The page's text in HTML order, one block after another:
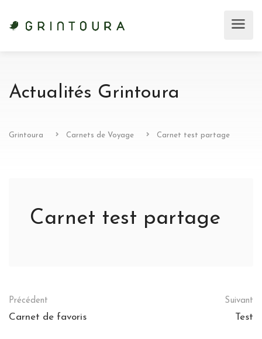
Actualités Grintoura
Grintoura Carnets de Voyage Carnet test partage
Carnet test partage
Post
navigation
Précédent
Carnet de favoris
Suivant
Test